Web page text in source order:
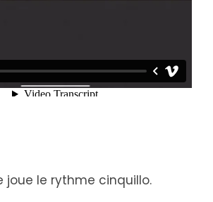
joue le rythme cinquillo.